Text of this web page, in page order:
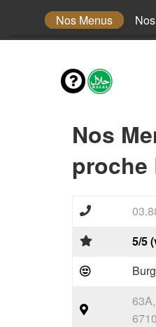
Nos Menus
Nos
proche
5/5